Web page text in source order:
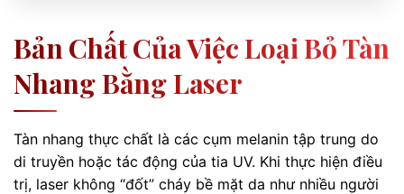
Bản Chất Của Việc Loại Bỏ Tàn
Nhang Bằng Laser
Tàn nhang thực chất là các cụm melanin tập trung do
di truyền hoặc tác động của tia UV. Khi thực hiện điều
trị, laser không “đốt” cháy bề mặt da như nhiều người